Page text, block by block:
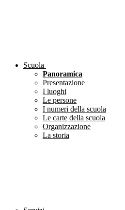
Scuola
Panoramica
Presentazione
I luoghi
Le persone
I numeri della scuola
Le carte della scuola
Organizzazione
La storia